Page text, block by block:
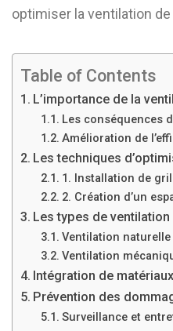
optimiser la ventilation
Table of Contents
L’importance de la
Les conséquences
Amélioration de
Les techniques
1. Installation de
2. Création d’un
Les types de ventilation
Ventilation naturelle
Ventilation
Intégration de
Prévention des
Surveillance et